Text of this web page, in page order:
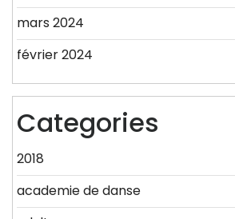
mars 2024
février 2024
Categories
2018
academie de danse